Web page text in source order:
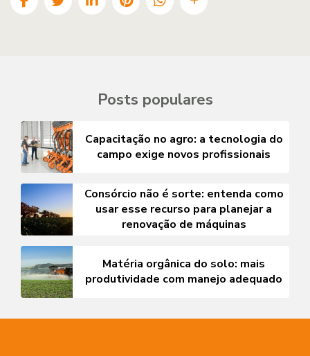
Posts populares
Capacitação no agro: a tecnologia do
campo exige novos profissionais
Consórcio não é sorte: entenda como
usar esse recurso para planejar a
renovação de máquinas
Matéria orgânica do solo: mais
produtividade com manejo adequado